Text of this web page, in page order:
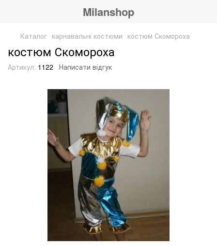
Milanshop
Каталог карнавальні костюми костюм Скомороха
костюм Скомороха
Артикул: 1122 Написати відгук